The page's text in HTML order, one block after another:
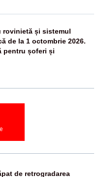
rovinietă și sistemul
de la 1 octombrie 2026.
pentru șoferi și
de retrogradarea